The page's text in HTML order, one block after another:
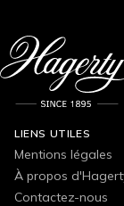
LIENS UTILES
Mentions légales
À propos
Contactez-nous